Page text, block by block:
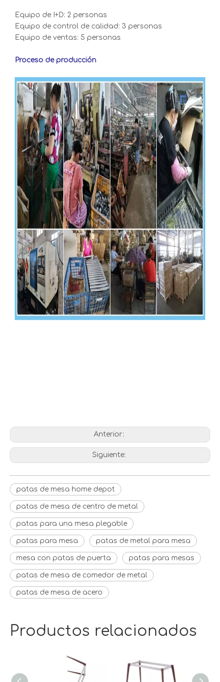
Equipo de I+D: 2 personas
Equipo de control de calidad: 3 personas
Equipo de ventas: 5 personas
Proceso de producción
Anterior:
Siguiente:
patas de mesa home depot
patas de mesa de centro de metal
patas para una mesa plegable
patas para mesa patas de metal para mesa
mesa con patas de puerta patas para mesas
patas de mesa de comedor de metal
patas de mesa de acero
Productos relacionados